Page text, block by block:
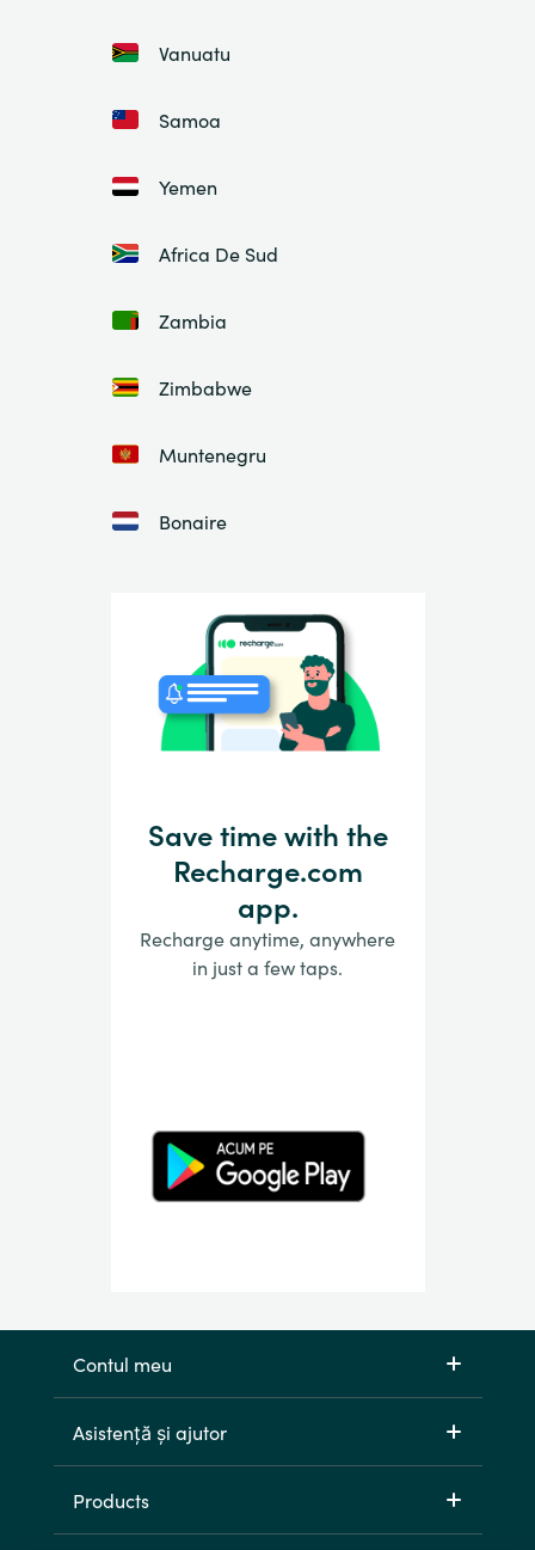
Vanuatu
Samoa
Yemen
Africa De Sud
Zambia
Zimbabwe
Muntenegru
Bonaire
Save time with the
Recharge.com
app.
Recharge anytime, anywhere
in just a few taps.
Contul meu
Asistență și ajutor
Products